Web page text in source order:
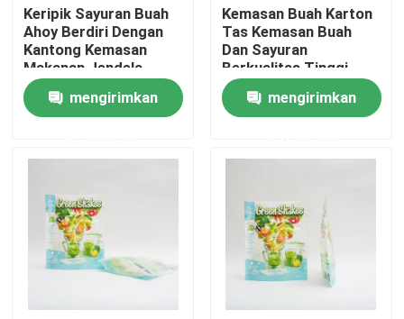
Rumah
Produk
Kontrol kualitas
Keripik Sayuran Buah
Ahoy Berdiri Dengan
Kantong Kemasan
Makanan Jendela
mengirimkan
Kemasan Buah Karton
Tas Kemasan Buah
Dan Sayuran
Berkualitas Tinggi
mengirimkan